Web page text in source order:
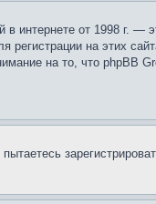
интернете от 1998 г.
на этих
на то, что phpBB